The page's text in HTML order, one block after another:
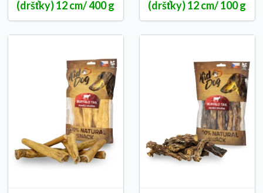
(dršťky) 12 cm/ 400 g
(dršťky) 12 cm/ 100 g